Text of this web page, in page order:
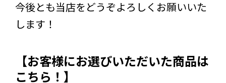
今後とも当店をどうぞよろしくお願いいた
します！
【お客様にお選びいただいた商品は
こちら！】